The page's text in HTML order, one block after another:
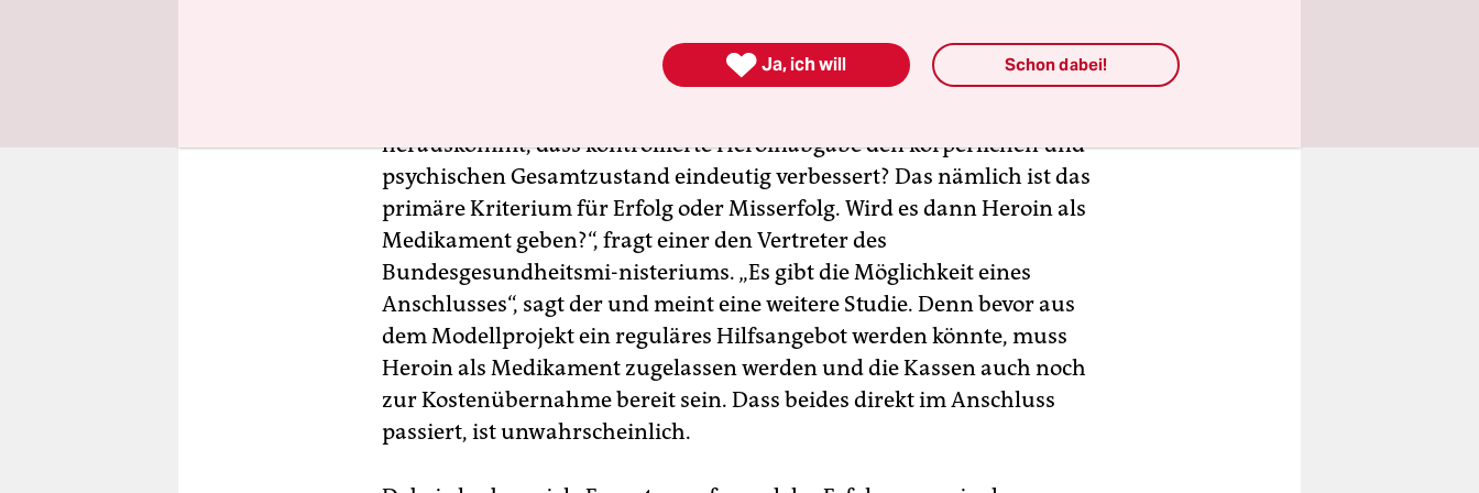
und mit Hilfe von Sozialarbeitern, die Abhängige in der Szene
aufsuchen. Die gestern anwesenden Experten interessierte aber auch
herauskommt, dass kontrollierte Heroinabgabe den körperlichen und
psychischen Gesamtzustand eindeutig verbessert? Das nämlich ist das
primäre Kriterium für Erfolg oder Misserfolg. Wird es dann Heroin als
Medikament geben?“, fragt einer den Vertreter des
Bundesgesundheitsmi-nisteriums. „Es gibt die Möglichkeit eines
Anschlusses“, sagt der und meint eine weitere Studie. Denn bevor aus
dem Modellprojekt ein reguläres Hilfsangebot werden könnte, muss
Heroin als Medikament zugelassen werden und die Kassen auch noch
zur Kostenübernahme bereit sein. Dass beides direkt im Anschluss
passiert, ist unwahrscheinlich.
 Ja, ich will Schon dabei!